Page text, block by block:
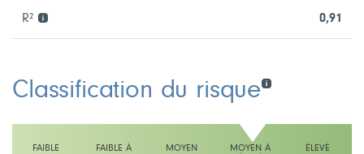
R² 0,91
Classification du risque
FAIBLE
FAIBLE À
MOYEN
MOYEN À
ÉLEVÉ